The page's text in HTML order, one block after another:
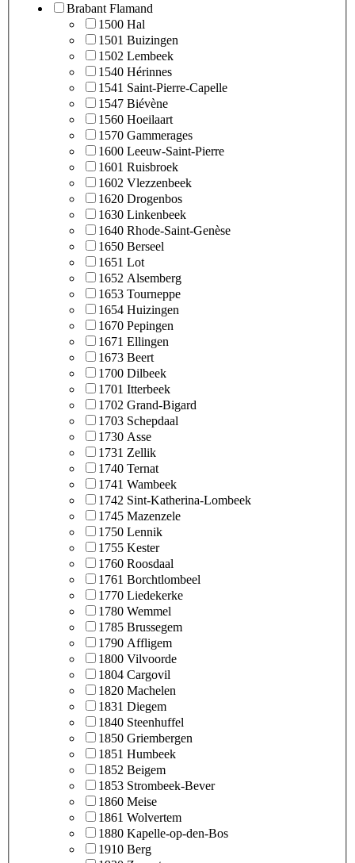
Brabant Flamand
1500 Hal
1501 Buizingen
1502 Lembeek
1540 Hérinnes
1541 Saint-Pierre-Capelle
1547 Biévène
1560 Hoeilaart
1570 Gammerages
1600 Leeuw-Saint-Pierre
1601 Ruisbroek
1602 Vlezzenbeek
1620 Drogenbos
1630 Linkenbeek
1640 Rhode-Saint-Genèse
1650 Berseel
1651 Lot
1652 Alsemberg
1653 Tourneppe
1654 Huizingen
1670 Pepingen
1671 Ellingen
1673 Beert
1700 Dilbeek
1701 Itterbeek
1702 Grand-Bigard
1703 Schepdaal
1730 Asse
1731 Zellik
1740 Ternat
1741 Wambeek
1742 Sint-Katherina-Lombeek
1745 Mazenzele
1750 Lennik
1755 Kester
1760 Roosdaal
1761 Borchtlombeel
1770 Liedekerke
1780 Wemmel
1785 Brussegem
1790 Affligem
1800 Vilvoorde
1804 Cargovil
1820 Machelen
1831 Diegem
1840 Steenhuffel
1850 Griembergen
1851 Humbeek
1852 Beigem
1853 Strombeek-Bever
1860 Meise
1861 Wolvertem
1880 Kapelle-op-den-Bos
1910 Berg